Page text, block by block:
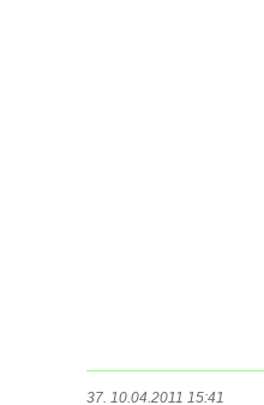
37. 10.04.2011 15:41